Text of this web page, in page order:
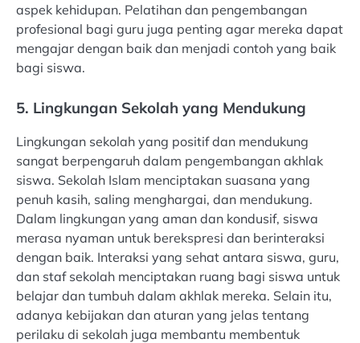
aspek kehidupan. Pelatihan dan pengembangan
profesional bagi guru juga penting agar mereka dapat
mengajar dengan baik dan menjadi contoh yang baik
bagi siswa.
5. Lingkungan Sekolah yang Mendukung
Lingkungan sekolah yang positif dan mendukung
sangat berpengaruh dalam pengembangan akhlak
siswa. Sekolah Islam menciptakan suasana yang
penuh kasih, saling menghargai, dan mendukung.
Dalam lingkungan yang aman dan kondusif, siswa
merasa nyaman untuk berekspresi dan berinteraksi
dengan baik. Interaksi yang sehat antara siswa, guru,
dan staf sekolah menciptakan ruang bagi siswa untuk
belajar dan tumbuh dalam akhlak mereka. Selain itu,
adanya kebijakan dan aturan yang jelas tentang
perilaku di sekolah juga membantu membentuk